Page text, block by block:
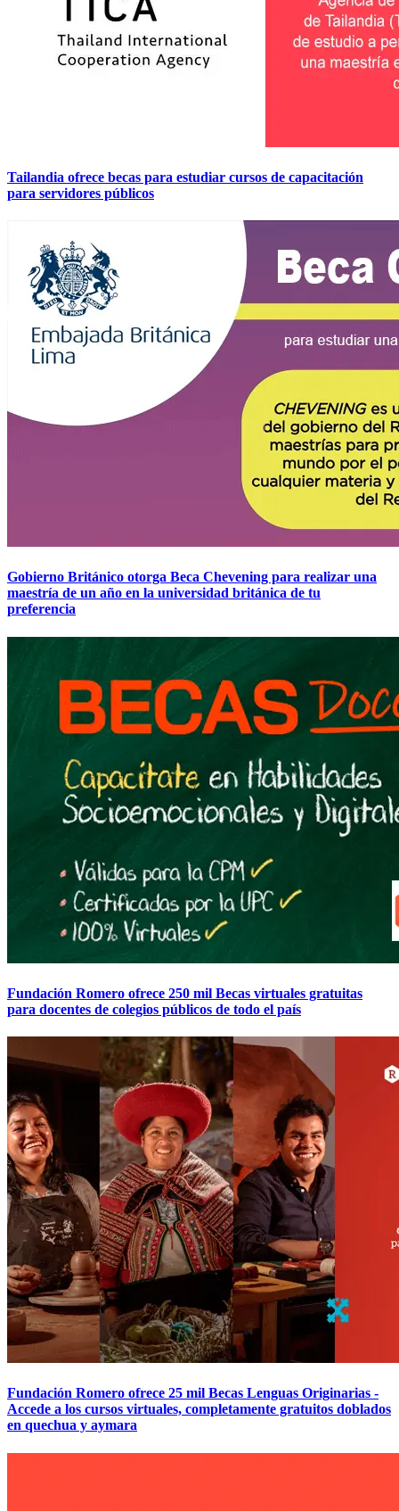
Tailandia ofrece becas para estudiar cursos de capacitación
para servidores públicos
Gobierno Británico otorga Beca Chevening para realizar una
maestría de un año en la universidad británica de tu
preferencia
Fundación Romero ofrece 250 mil Becas virtuales gratuitas
para docentes de colegios públicos de todo el país
Fundación Romero ofrece 25 mil Becas Lenguas Originarias -
Accede a los cursos virtuales, completamente gratuitos doblados
en quechua y aymara